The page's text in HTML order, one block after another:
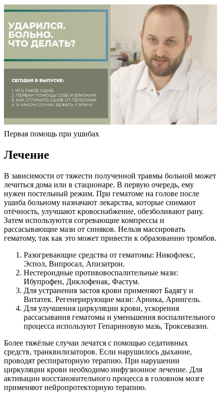
Первая помощь при ушибах
Лечение
В зависимости от тяжести полученной травмы больной может
лечиться дома или в стационаре. В первую очередь, ему
нужен постельный режим. При гематоме на голове после
ушиба больному назначают лекарства, которые снимают
отёчность, улучшают кровоснабжение, обезболивают рану.
Затем используются согревающие компрессы и
рассасывающие мази от синяков. Нельзя массировать
гематому, так как это может привести к образованию тромбов.
Разогревающие средства от гематомы: Никофлекс,
Эспол, Випросал, Апизатрон.
Нестероидные противовоспалительные мази:
Ибупрофен, Диклофенак, Фастум.
Для устранения застоя крови применяют Бадягу и
Витатек. Регенерирующие мази: Арника, Арнигель.
Для улучшения циркуляции крови, ускорения
рассасывания гематомы и уменьшения воспалительного
процесса используют Гепариновую мазь, Троксевазин.
Более тяжёлые случаи лечатся с помощью седативных
средств, транквилизаторов. Если нарушилось дыхание,
проводят респираторную терапию. При нарушении
циркуляции крови необходимо инфузионное лечение. Для
активации восстановительного процесса в головном мозге
применяют нейропротекторную терапию.